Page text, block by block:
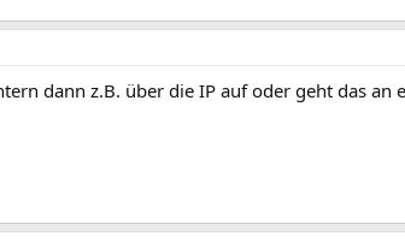
dann z.B. über die IP auf oder geht das an